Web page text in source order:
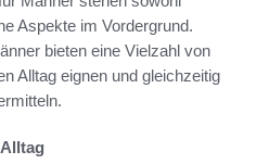
Aspekte im Vordergrund.
bieten eine Vielzahl von
Alltag eignen und gleichzeitig